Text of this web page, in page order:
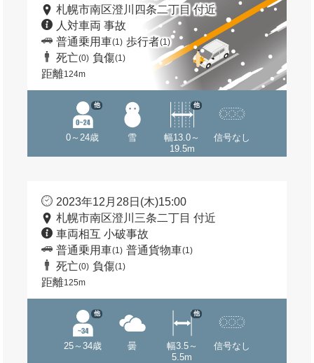
札幌市南区澄川四条二丁目 付近
人対車両 事故
普通乗用車(1) 歩行者(1)
死亡(0) 負傷(1)
距離124m
0～24歳
他
雪
幅13.0～
19.5m
他
信号なし
2023年12月28日(木)15:00
札幌市南区澄川三条二丁目 付近
車両相互 小破事故
普通乗用車(1) 普通貨物車(1)
死亡(0) 負傷(1)
距離125m
25～34歳
他
曇
幅3.5～
5.5m
他
信号なし